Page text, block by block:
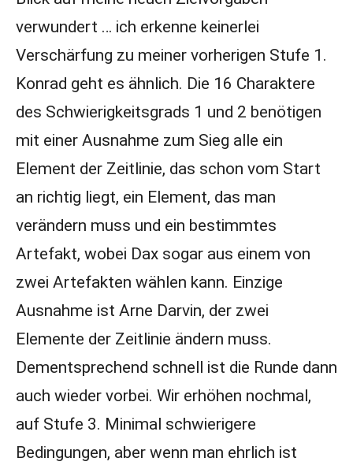
verwundert … ich erkenne keinerlei
Verschärfung zu meiner vorherigen Stufe 1.
Konrad geht es ähnlich. Die 16 Charaktere
des Schwierigkeitsgrads 1 und 2 benötigen
mit einer Ausnahme zum Sieg alle ein
Element der Zeitlinie, das schon vom Start
an richtig liegt, ein Element, das man
verändern muss und ein bestimmtes
Artefakt, wobei Dax sogar aus einem von
zwei Artefakten wählen kann. Einzige
Ausnahme ist Arne Darvin, der zwei
Elemente der Zeitlinie ändern muss.
Dementsprechend schnell ist die Runde dann
auch wieder vorbei. Wir erhöhen nochmal,
auf Stufe 3. Minimal schwierigere
Bedingungen, aber wenn man ehrlich ist